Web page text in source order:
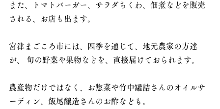
また、トマトバーガー、サラダちくわ、佃煮などを販売
される、お店も出ます。
宮津まごころ市には、四季を通じて、地元農家の方達
が、 旬の野菜や果物などを、直接届けておられます。
農産物だけではなく、お惣菜や竹中罐詰さんのオイルサ
ーディン、飯尾醸造さんのお酢なども。